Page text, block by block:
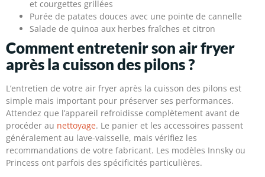
et courgettes grillées
Purée de patates douces avec une pointe de cannelle
Salade de quinoa aux herbes fraîches et citron
Comment entretenir son air fryer
après la cuisson des pilons ?
L’entretien de votre air fryer après la cuisson des pilons est
simple mais important pour préserver ses performances.
Attendez que l’appareil refroidisse complètement avant de
procéder au nettoyage. Le panier et les accessoires passent
généralement au lave-vaisselle, mais vérifiez les
recommandations de votre fabricant. Les modèles Innsky ou
Princess ont parfois des spécificités particulières.